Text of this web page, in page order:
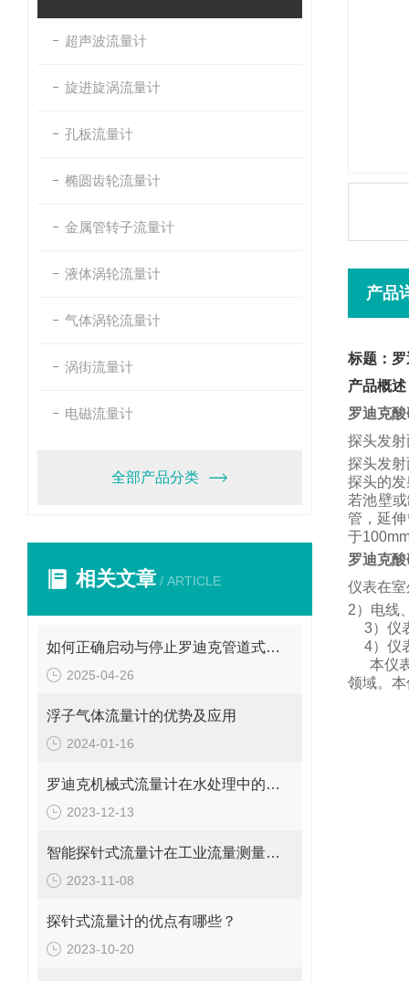
超声波流量计
旋进旋涡流量计
孔板流量计
椭圆齿轮流量计
金属管转子流量计
液体涡轮流量计
气体涡轮流量计
涡街流量计
电磁流量计
全部产品分类
相关文章 / ARTICLE
如何正确启动与停止罗迪克管道式流量计？操作要点要牢记
2025-04-26
浮子气体流量计的优势及应用
2024-01-16
罗迪克机械式流量计在水处理中的应用
2023-12-13
智能探针式流量计在工业流量测量中的应用
2023-11-08
探针式流量计的优点有哪些？
2023-10-20
产品
标题：
产品概述
罗迪克
探头发
探头发
探头的
若池壁
管，延
于
罗迪克
仪表在
2）电线
3）仪
4）仪
本仪
领域。 本